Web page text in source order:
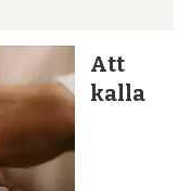
Att
kalla